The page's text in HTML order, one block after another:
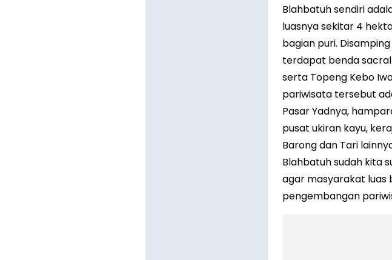
Blahbatuh sendiri
luasnya sekitar 4
bagian puri.
terdapat benda
serta Topeng Kebo
pariwisata tersebut
Pasar Yadnya,
pusat ukiran kayu,
Barong dan Tari
Blahbatuh sudah kita
agar masyarakat luas
pengembangan